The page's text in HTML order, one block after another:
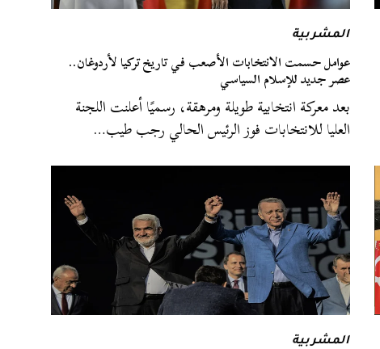
المشربية
عوامل حسمت الانتخابات الأصعب في تاريخ تركيا لأردوغان..
عصر جديد للإسلام السياسي
بعد معركة انتخابية طويلة ومرهقة، رسميًا أعلنت اللجنة
العليا للانتخابات فوز الرئيس الحالي رجب طيب…
المشربية